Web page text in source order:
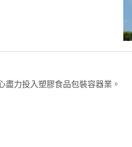
盡力投入塑膠食品包裝容器業。